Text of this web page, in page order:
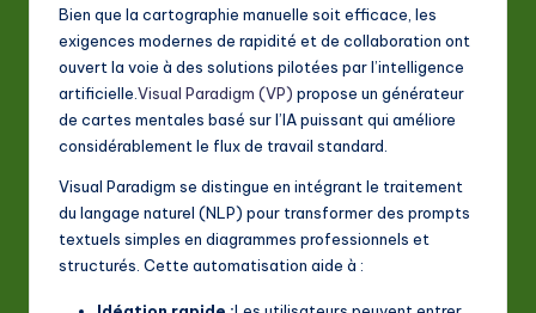
Bien que la cartographie manuelle soit efficace, les
exigences modernes de rapidité et de collaboration ont
ouvert la voie à des solutions pilotées par l’intelligence
artificielle. Visual Paradigm (VP) propose un générateur
de cartes mentales basé sur l’IA puissant qui améliore
considérablement le flux de travail standard.
Visual Paradigm se distingue en intégrant le traitement
du langage naturel (NLP) pour transformer des prompts
textuels simples en diagrammes professionnels et
structurés. Cette automatisation aide à :